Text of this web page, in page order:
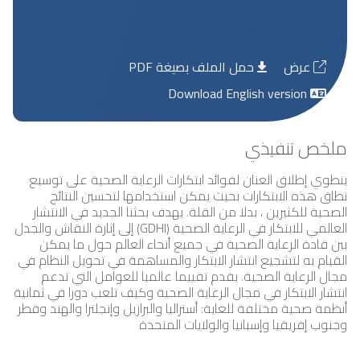
عرض
حمل الملف بصيغة PDF
Download English version
ملخص تنفيذي
ينطوي إطلاق العنان لفوائد ابتكارات الرعاية الصحية على توسيع
نطاق هذه الابتكارات بحيث يمكن استخدامها لتحسين النتائج
الصحية للكثيرين ، بدلا من القلة. يهدف بحثنا الجديد في الانتشار
العالمي للابتكار في الرعاية الصحية (GDHI) إلى إثارة النقاش والجدل
بين قادة الرعاية الصحية في جميع أنحاء العالم حول ما يمكن
القيام به لتشجيع انتشار الابتكار والمساهمة في تحويل النظام في
مجال الرعاية الصحية. يقدم تقييما عالميا للعوامل التي تدعم
انتشار الابتكار في مجال الرعاية الصحية وكيف تلعب دورا في ثمانية
أنظمة صحية مختلفة للغاية: أستراليا والبرازيل وإنجلترا والهند وقطر
وجنوب إفريقيا وإسبانيا والولايات المتحدة